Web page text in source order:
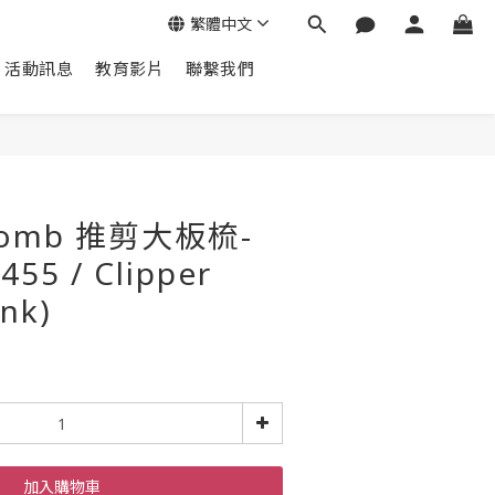
活動訊息 教育影片 聯繫我們
繁體中文
推剪大板梳-
/ Clipper
加入購物車